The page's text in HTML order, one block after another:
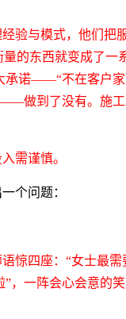
验与模式，他们把
的东西就变成了
承诺——“不在客户
做到了没有。施工
需谨慎。
个问题：
惊四座：“女士最
，一阵会心会意的